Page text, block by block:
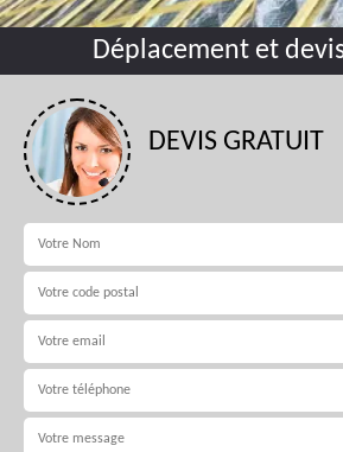
Déplacement et
DEVIS GRATUIT